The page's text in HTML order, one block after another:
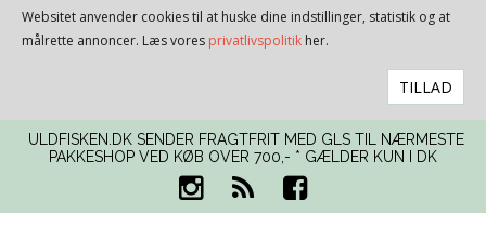
Websitet anvender cookies til at huske dine indstillinger, statistik og at
målrette annoncer. Læs vores privatlivspolitik her.
TILLAD
ULDFISKEN.DK SENDER FRAGTFRIT MED GLS TIL NÆRMESTE
PAKKESHOP VED KØB OVER 700,- * GÆLDER KUN I DK